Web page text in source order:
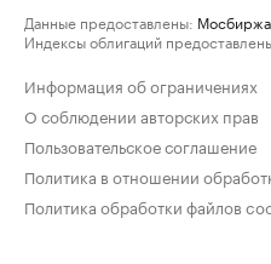
Данные предоставлены: Мосбиржа
Индексы облигаций
Информация об ограничениях
О соблюдении авторских прав
Пользовательское соглашение
Политика в отношении
Политика обработки файлов